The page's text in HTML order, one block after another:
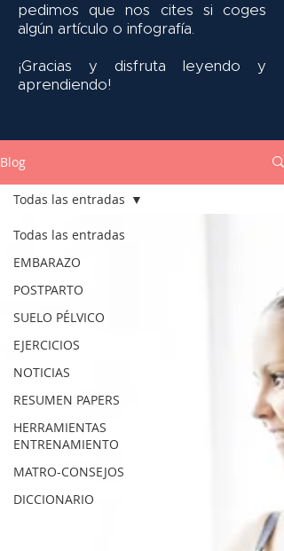
pedimos que nos cites si coges
algún artículo o infografía.
¡Gracias y disfruta leyendo y
aprendiendo!
Blog
Todas las entradas
EMBARAZO
POSTPARTO
SUELO PÉLVICO
EJERCICIOS
NOTICIAS
RESUMEN PAPERS
HERRAMIENTAS
ENTRENAMIENTO
MATRO-CONSEJOS
DICCIONARIO
Todas las entradas